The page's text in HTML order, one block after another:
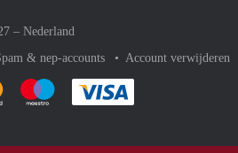
– Nederland
& nep-accounts Account verwijderen
gemakkelijk af met Paypal
Je rekent gemakkelijk af met Mastercard
Je rekent gemakkelijk af met Meastro